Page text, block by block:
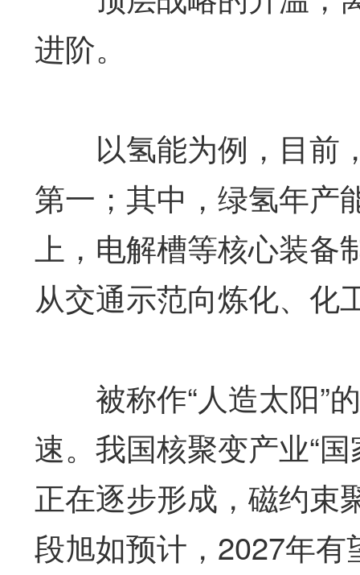
进阶。
以氢能为例，目前
第一；其中，绿氢年产
上，电解槽等核心装备
从交通示范向炼化、化
被称作“人造太阳”
速。我国核聚变产业“
正在逐步形成，磁约束
段旭如预计，2027年